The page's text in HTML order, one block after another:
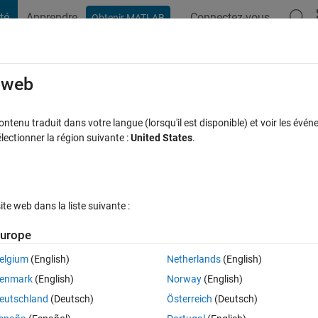
Apprendre Obtenir MATLAB Connectez-vous
to L*U*V* color space , Please tell
Afficher commentaires
Ouvrir dans MATLAB Online
traduit dans votre langue (lorsqu'il est disponible) et voir les
la région suivante :United States.
web dans la liste suivante :
(English)
(English)
(Deutsch)
Netherlands(English)
Norway(English)
Österreich (Deutsch)